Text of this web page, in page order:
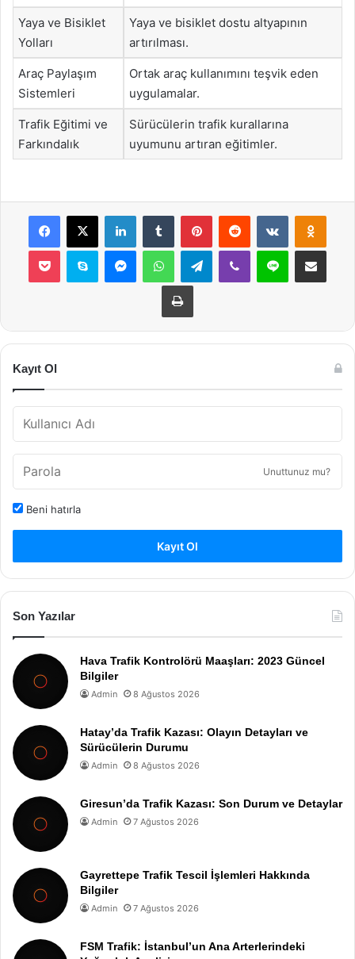
Yaya ve Bisiklet
Yolları
Yaya ve bisiklet dostu altyapının
artırılması.
Araç Paylaşım
Sistemleri
Ortak araç kullanımını teşvik eden
uygulamalar.
Trafik Eğitimi ve
Farkındalık
Sürücülerin trafik kurallarına
uyumunu artıran eğitimler.
Facebook
X LinkedInTumblr PinterestReddit VKontakte
Pocket Skype MessengerWhatsAppTelegramViber Line E-Posta ile
Yazdır
Kayıt Ol
Unuttunuz mu?
Beni hatırla
Kayıt Ol
Son Yazılar
Hava Trafik Kontrolörü Maaşları: 2023 Güncel
Bilgiler
Admin 8 Ağustos 2026
Hatay’da Trafik Kazası: Olayın Detayları ve
Sürücülerin Durumu
Admin 8 Ağustos 2026
Giresun’da Trafik Kazası: Son Durum ve Detaylar
Admin 7 Ağustos 2026
Gayrettepe Trafik Tescil İşlemleri Hakkında
Bilgiler
Admin 7 Ağustos 2026
FSM Trafik: İstanbul’un Ana Arterlerindeki